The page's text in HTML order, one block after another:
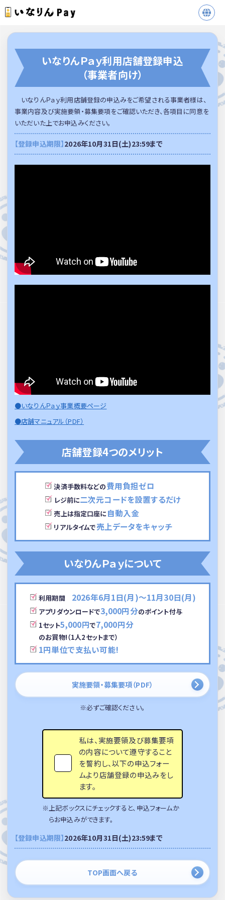
いなりんＰａｙ利用店舗登録申込
（事業者向け）
いなりんＰａｙ利用店舗登録の申込みをご希望される事業者様は、
事業内容及び実施要領・募集要項をご確認いただき、各項目に同意を
いただいた上でお申込みください。
【登録申込期限】2026年10月31日(土)23:59まで
●いなりんＰａｙ事業概要ページ
●店舗マニュアル（PDF）
店舗登録4つのメリット
決済手数料などの費用負担ゼロ
レジ前に二次元コードを設置するだけ
売上は指定口座に 自動入金
リアルタイムで売上データをキャッチ
いなりんＰａｙについて
利用期間 2026年6月1日(月)～11月30日(月)
アプリダウンロードで3,000円分のポイント付与
1セット5,000円で7,000円分
のお買物!（1人2セットまで）
1円単位で支払い可能!
実施要領・募集要項（PDF）
※必ずご確認ください。
私は、実施要領及び募集要項
の内容について遵守すること
を誓約し、以下の申込フォー
ムより店舗登録の申込みをし
ます。
※上記ボックスにチェックすると、申込フォームか
らお申込みができます。
【登録申込期限】2026年10月31日(土)23:59まで
TOP画面へ戻る